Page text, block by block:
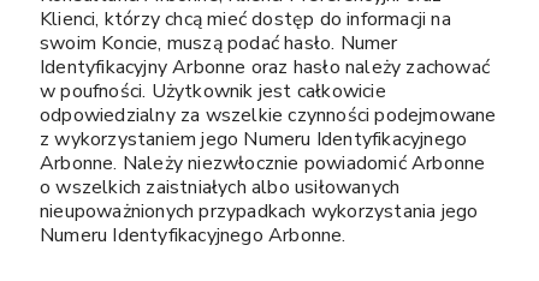
Klienci, którzy chcą mieć dostęp do informacji na
swoim Koncie, muszą podać hasło. Numer
Identyfikacyjny Arbonne oraz hasło należy zachować
w poufności. Użytkownik jest całkowicie
odpowiedzialny za wszelkie czynności podejmowane
z wykorzystaniem jego Numeru Identyfikacyjnego
Arbonne. Należy niezwłocznie powiadomić Arbonne
o wszelkich zaistniałych albo usiłowanych
nieupoważnionych przypadkach wykorzystania jego
Numeru Identyfikacyjnego Arbonne.